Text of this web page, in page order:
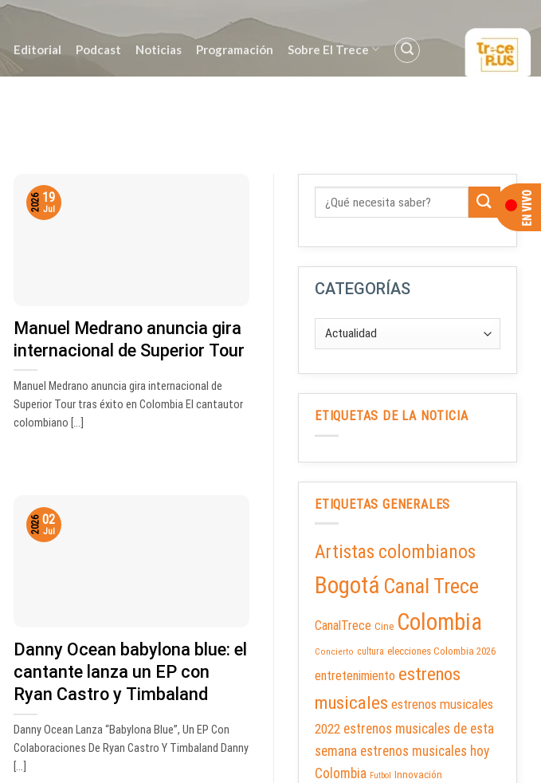
Editorial Podcast Noticias Programación Sobre El Trece
Manuel Medrano anuncia gira
internacional de Superior Tour
Manuel Medrano anuncia gira internacional de
Superior Tour tras éxito en Colombia El cantautor
colombiano [...]
19
Jul
2026
Danny Ocean babylona blue: el
cantante lanza un EP con
Ryan Castro y Timbaland
Danny Ocean Lanza “Babylona Blue”, Un EP Con
Colaboraciones De Ryan Castro Y Timbaland Danny
[...]
02
Jul
2026
CATEGORÍAS
ETIQUETAS DE LA NOTICIA
ETIQUETAS GENERALES
Artistas colombianos
Bogotá Canal Trece
CanalTrece Cine Colombia
Concierto cultura elecciones Colombia 2026
entretenimiento estrenos
musicales estrenos musicales
2022 estrenos musicales de esta
semana estrenos musicales hoy
Colombia Futbol Innovación